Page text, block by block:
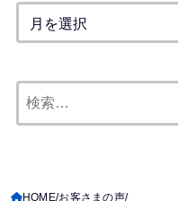
HOME お客さまの声